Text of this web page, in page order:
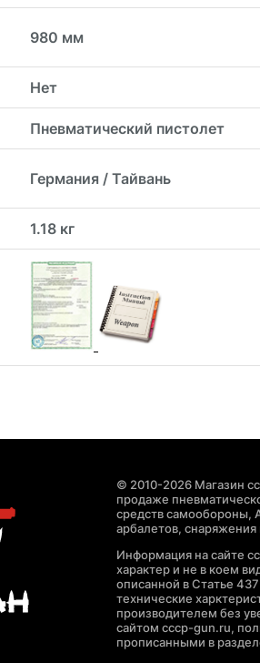
980 мм
Нет
Пневматический пистолет
Германия / Тайвань
1.18 кг
© 2010-2026 Магазин
продаже
средств самообороны,
арбалетов, снаряжения
Информация на сайте
характер и не в коем
описанной в Статье
технические
производителем без
сайтом cccp-gun.ru,
прописанными в